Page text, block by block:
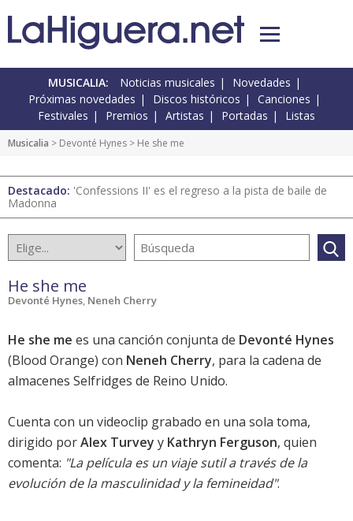
MUSICALIA: Noticias musicales
Novedades
Próximas novedades
Discos históricos
Canciones
Festivales
Premios Artistas Portadas Listas
Musicalia > Devonté Hynes > He she me
Destacado: 'Confessions II' es el regreso a la pista de baile de
Madonna
He she me
Devonté Hynes, Neneh Cherry
He she me es una canción conjunta de Devonté Hynes
(Blood Orange) con Neneh Cherry, para la cadena de
almacenes Selfridges de Reino Unido.
Cuenta con un videoclip grabado en una sola toma,
dirigido porAlex Turvey y Kathryn Ferguson, quien
comenta: "La película es un viaje sutil a través de la
evolución de la masculinidad y la femineidad".